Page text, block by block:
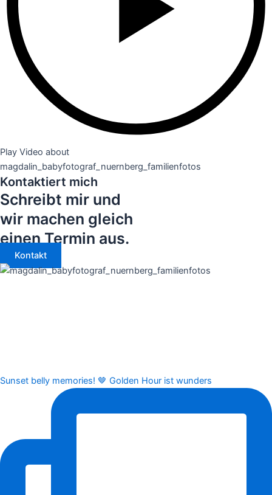
Play Video about
magdalin_babyfotograf_nuernberg_familienfotos
Kontaktiert mich
Schreibt mir und
wir machen gleich
einen Termin aus.
Kontakt
Sunset belly memories! 🤎 Golden Hour ist wunders